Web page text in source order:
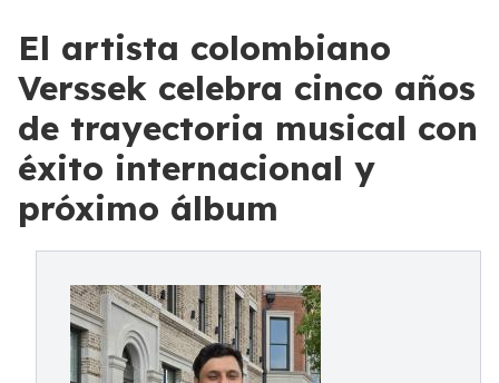
El artista colombiano
Verssek celebra cinco años
de trayectoria musical con
éxito internacional y
próximo álbum